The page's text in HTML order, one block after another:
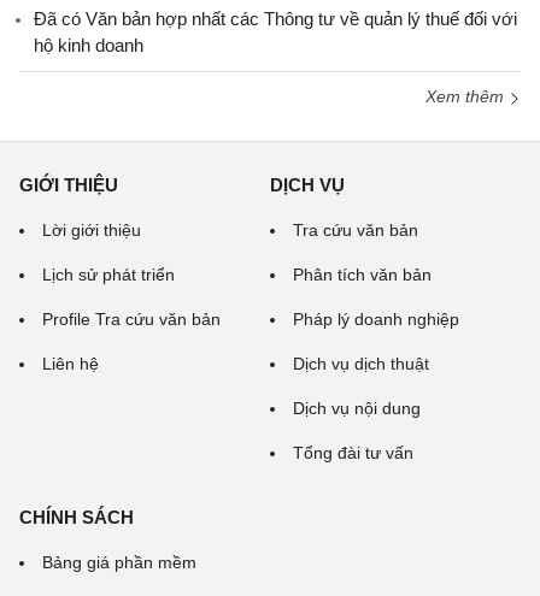
Đã có Văn bản hợp nhất các Thông tư về quản lý thuế đối với
hộ kinh doanh
Xem thêm
GIỚI THIỆU
Lời giới thiệu
Lịch sử phát triển
Profile Tra cứu văn bản
Liên hệ
DỊCH VỤ
Tra cứu văn bản
Phân tích văn bản
Pháp lý doanh nghiệp
Dịch vụ dịch thuật
Dịch vụ nội dung
Tổng đài tư vấn
CHÍNH SÁCH
Bảng giá phần mềm